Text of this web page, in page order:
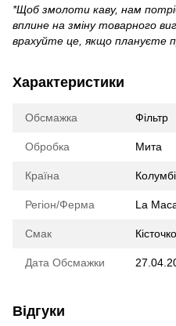
*Щоб змолоти каву, нам
вплине на зміну товарного
врахуйте це, якщо плануєте
Характеристики
Обсмажка Фільтр
Обробка Мита
Країна
Регіон/Ферма La
Смак
Дата Обсмажки
Відгуки